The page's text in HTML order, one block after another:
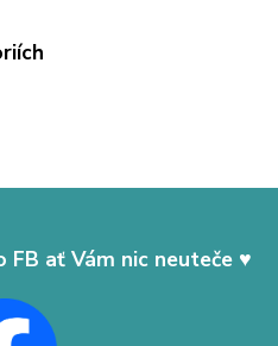
FB ať Vám nic neuteče ♥